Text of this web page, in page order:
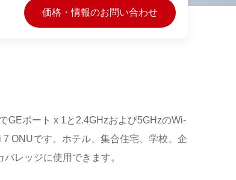
価格・情報のお問い合わせ
GEポート x 1と2.4GHzおよび5GHzのWi-
ONUです。ホテル、集合住宅、学校、企
レッジに使用できます。